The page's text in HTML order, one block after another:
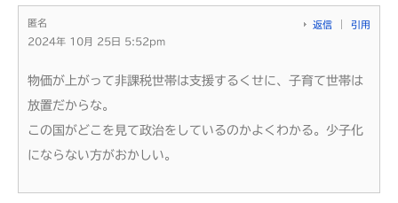
匿名
2024年 10月 25日 5:52pm
返信 引用
物価が上がって非課税世帯は支援するくせに、子育て世帯は
放置だからな。
この国がどこを見て政治をしているのかよくわかる。少子化
にならない方がおかしい。